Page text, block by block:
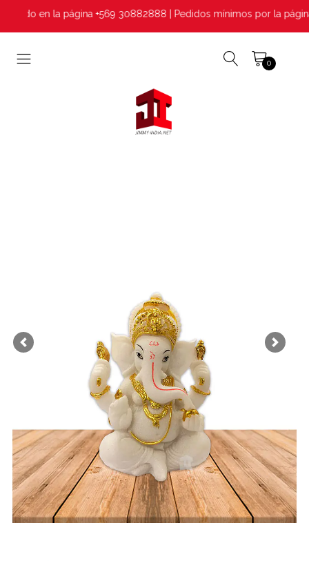
en la página +569 30882888 | Pedidos mínimos por la página
0
Previous Next